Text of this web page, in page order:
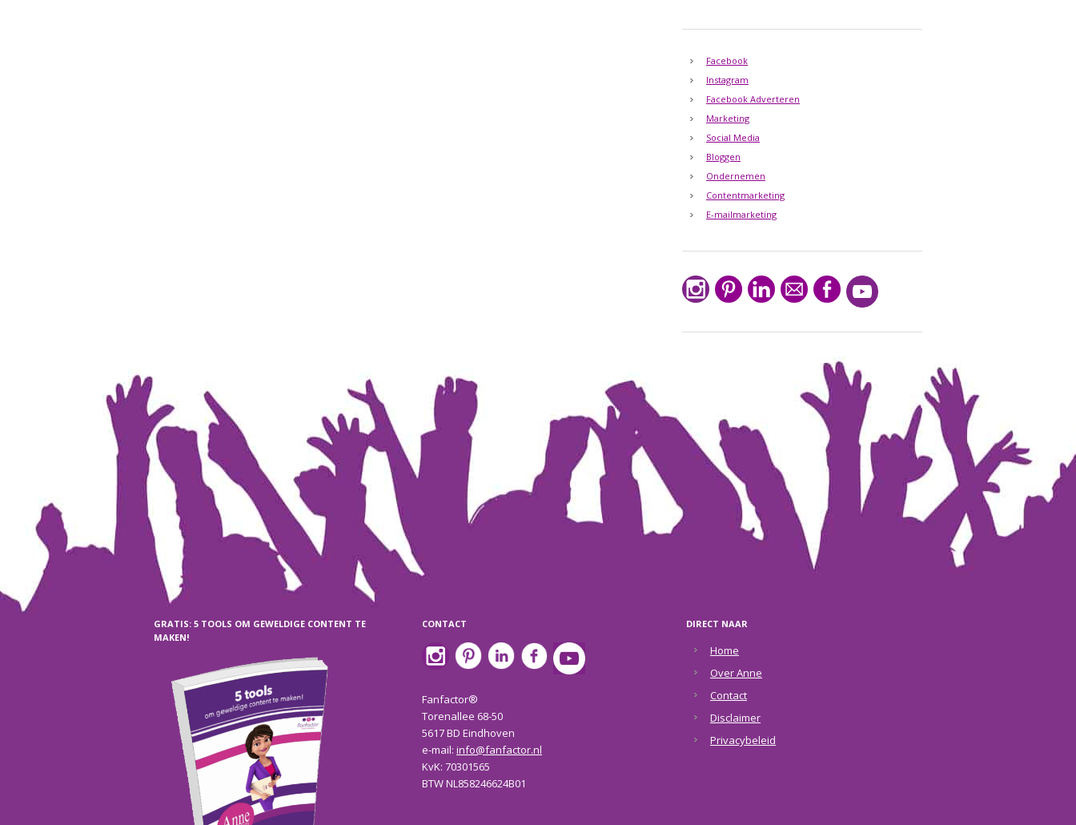
Facebook
Instagram
Facebook Adverteren
Marketing
Social Media
Bloggen
Ondernemen
Contentmarketing
E-mailmarketing
GRATIS: 5 TOOLS OM GEWELDIGE CONTENT TE
MAKEN!
CONTACT
Fanfactor®
Torenallee 68-50
5617 BD Eindhoven
e-mail: info@fanfactor.nl
KvK: 70301565
BTW NL858246624B01
DIRECT NAAR
Home
Over Anne
Contact
Disclaimer
Privacybeleid